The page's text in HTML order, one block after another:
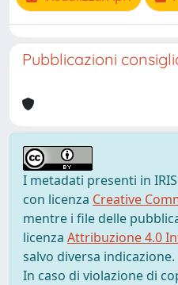
Pubblicazioni
I metadati presenti in
con licenza Creative
mentre i file delle
licenza Attribuzione 4.0
salvo diversa indicazione.
In caso di violazione di